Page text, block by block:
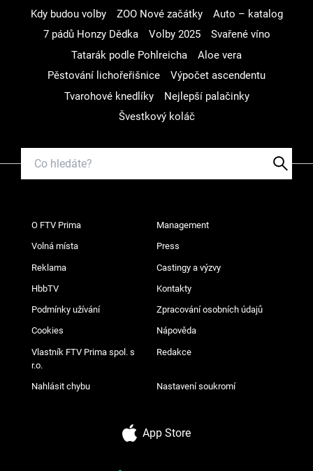
Kdy budou volby
ZOO Nové začátky
Auto – katalog
7 pádů Honzy Dědka
Volby 2025
Svařené víno
Tatarák podle Pohlreicha
Aloe vera
Pěstování lichořeřišnice
Výpočet ascendentu
Tvarohové knedlíky
Nejlepší palačinky
Švestkový koláč
O FTV Prima Management
Volná místa Press
Reklama Castingy a výzvy
HbbTV Kontakty
Podmínky užívání Zpracování osobních údajů
Cookies Nápověda
Vlastník FTV Prima spol. s
r.o.
Redakce
Nahlásit chybu Nastavení soukromí
App Store